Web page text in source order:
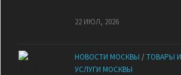
22 ИЮЛ, 2026
НОВОСТИ МОСКВЫ /ТОВАРЫ И
УСЛУГИ МОСКВЫ